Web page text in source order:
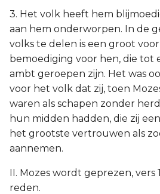
3. Het volk heeft hem
aan hem onderworpen. In de
volks te delen is een groot
bemoediging voor hen, die tot
ambt geroepen zijn. Het was
voor het volk dat zij, toen
waren als schapen zonder
hun midden hadden, die zij
het grootste vertrouwen als
aannemen.
II. Mozes wordt geprezen, vers
reden.